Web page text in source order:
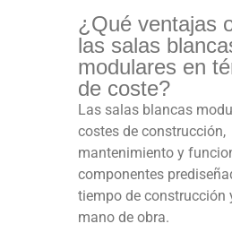
¿Qué ventajas
las salas
modulares en
de coste?
Las salas blancas
costes de construcción,
mantenimiento y
componentes
tiempo de construcción
mano de obra.